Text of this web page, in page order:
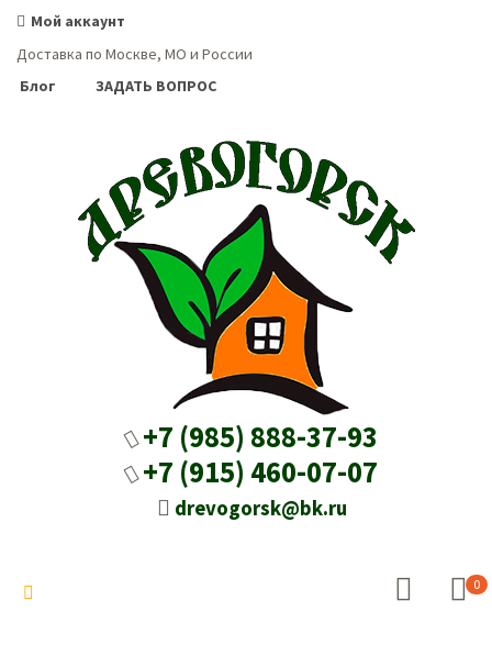
Мой аккаунт
Доставка по Москве, МО и России
Блог
ЗАДАТЬ ВОПРОС
+7 (985) 888-37-93
+7 (915) 460-07-07
drevogorsk@bk.ru
0